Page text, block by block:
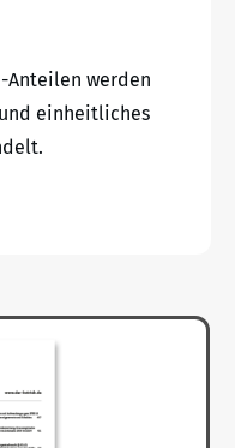
Anteilen werden
einheitliches